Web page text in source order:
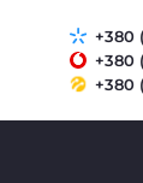
+380
+380
+380